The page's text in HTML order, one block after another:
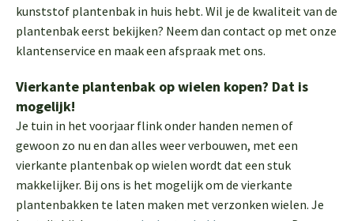
kunststof plantenbak in huis hebt. Wil je de kwaliteit van de
plantenbak eerst bekijken? Neem dan contact op met onze
klantenservice en maak een afspraak met ons.
Vierkante plantenbak op wielen kopen? Dat is
mogelijk!
Je tuin in het voorjaar flink onder handen nemen of
gewoon zo nu en dan alles weer verbouwen, met een
vierkante plantenbak op wielen wordt dat een stuk
makkelijker. Bij ons is het mogelijk om de vierkante
plantenbakken te laten maken met verzonken wielen. Je